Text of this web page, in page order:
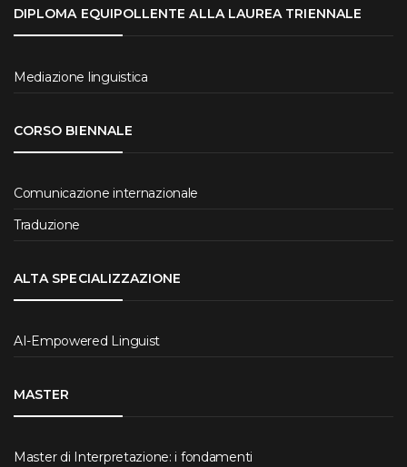
DIPLOMA EQUIPOLLENTE ALLA LAUREA TRIENNALE
Mediazione linguistica
CORSO BIENNALE
Comunicazione internazionale
Traduzione
ALTA SPECIALIZZAZIONE
AI-Empowered Linguist
MASTER
Master di Interpretazione: i fondamenti